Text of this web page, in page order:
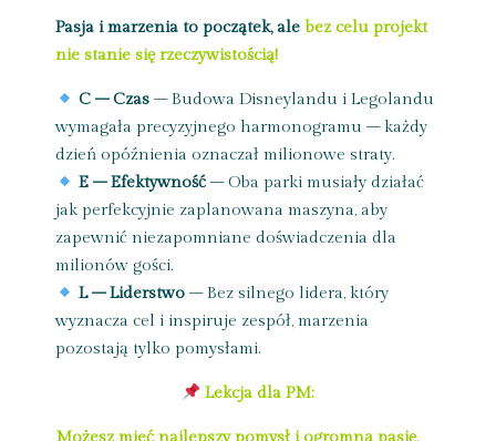
Pasja i marzenia to początek, ale bez celu projekt
nie stanie się rzeczywistością!
C – Czas – Budowa Disneylandu i Legolandu
wymagała precyzyjnego harmonogramu – każdy
dzień opóźnienia oznaczał milionowe straty.
E – Efektywność – Oba parki musiały działać
jak perfekcyjnie zaplanowana maszyna, aby
zapewnić niezapomniane doświadczenia dla
milionów gości.
L – Liderstwo – Bez silnego lidera, który
wyznacza cel i inspiruje zespół, marzenia
pozostają tylko pomysłami.
Lekcja dla PM:
Możesz mieć najlepszy pomysł i ogromną pasję,